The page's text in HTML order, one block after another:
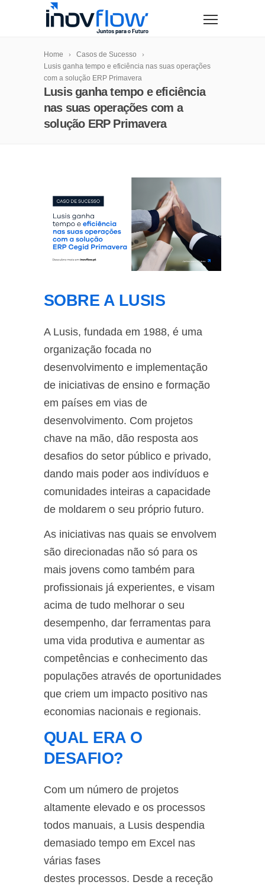
Home
Casos de Sucesso
Lusis ganha tempo e eficiência nas suas operações
com a solução ERP Primavera
Lusis ganha tempo e eficiência
nas suas operações com a
solução ERP Primavera
SOBRE A LUSIS
A Lusis, fundada em 1988, é uma
organização focada no
desenvolvimento e implementação
de iniciativas de ensino e formação
em países em vias de
desenvolvimento. Com projetos
chave na mão, dão resposta aos
desafios do setor público e privado,
dando mais poder aos indivíduos e
comunidades inteiras a capacidade
de moldarem o seu próprio futuro.
As iniciativas nas quais se envolvem
são direcionadas não só para os
mais jovens como também para
profissionais já experientes, e visam
acima de tudo melhorar o seu
desempenho, dar ferramentas para
uma vida produtiva e aumentar as
competências e conhecimento das
populações através de oportunidades
que criem um impacto positivo nas
economias nacionais e regionais.
QUAL ERA O
DESAFIO?
Com um número de projetos
altamente elevado e os processos
todos manuais, a Lusis despendia
demasiado tempo em Excel nas
várias fases
destes processos. Desde a receção